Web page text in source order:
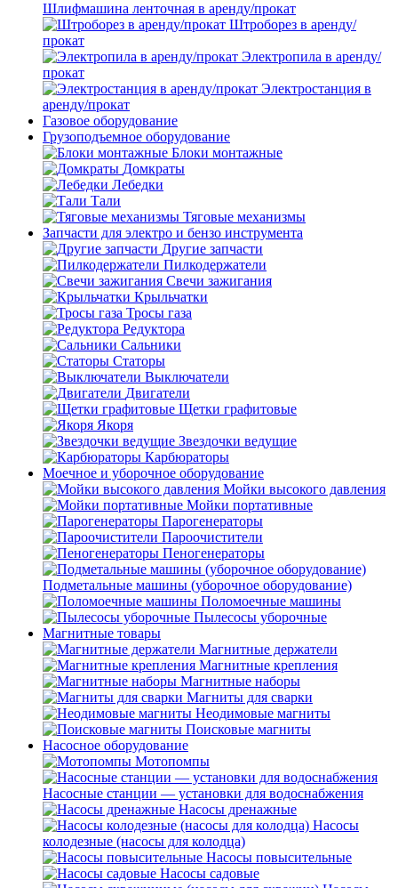
Шлифмашина ленточная в аренду/прокат
Штроборез в аренду/
прокат
Электропила в аренду/
прокат
Электростанция в
аренду/прокат
Газовое оборудование
Грузоподъемное оборудование
Блоки монтажные
Домкраты
Лебедки
Тали
Тяговые механизмы
Запчасти для электро и бензо инструмента
Другие запчасти
Пилкодержатели
Свечи зажигания
Крыльчатки
Тросы газа
Редуктора
Сальники
Статоры
Выключатели
Двигатели
Щетки графитовые
Якоря
Звездочки ведущие
Карбюраторы
Моечное и уборочное оборудование
Мойки высокого давления
Мойки портативные
Парогенераторы
Пароочистители
Пеногенераторы
Подметальные машины (уборочное оборудование)
Поломоечные машины
Пылесосы уборочные
Магнитные товары
Магнитные держатели
Магнитные крепления
Магнитные наборы
Магниты для сварки
Неодимовые магниты
Поисковые магниты
Насосное оборудование
Мотопомпы
Насосные станции — установки для водоснабжения
Насосы дренажные
Насосы
колодезные (насосы для колодца)
Насосы повысительные
Насосы садовые